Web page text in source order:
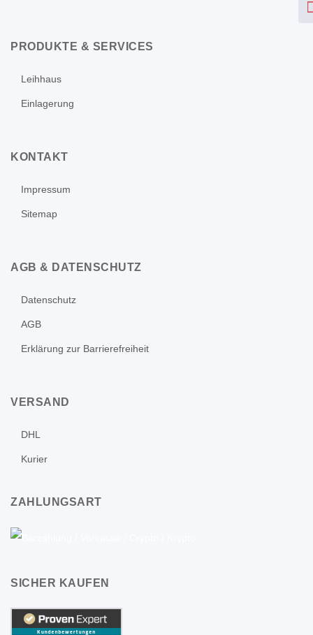
PRODUKTE & SERVICES
Leihhaus
Einlagerung
KONTAKT
Impressum
Sitemap
AGB & DATENSCHUTZ
Datenschutz
AGB
Erklärung zur Barrierefreiheit
VERSAND
DHL
Kurier
ZAHLUNGSART
SICHER KAUFEN